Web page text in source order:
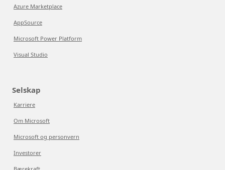
Azure Marketplace
AppSource
Microsoft Power Platform
Visual Studio
Selskap
Karriere
Om Microsoft
Microsoft og personvern
Investorer